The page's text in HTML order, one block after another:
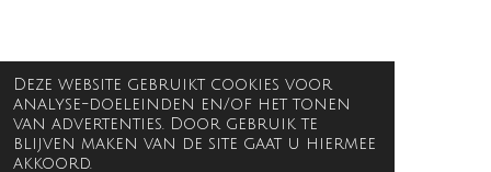
Deze website gebruikt cookies voor
analyse-doeleinden en/of het tonen
van advertenties. Door gebruik te
blijven maken van de site gaat u hiermee
akkoord.